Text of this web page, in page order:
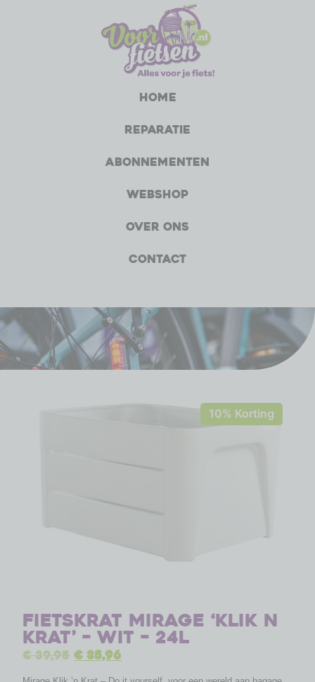
Home
Reparatie
Abonnementen
Webshop
Over ons
Contact
10% Korting
Fietskrat Mirage ‘Klik n
Krat’ – wit – 24L
€39,95 €35,96